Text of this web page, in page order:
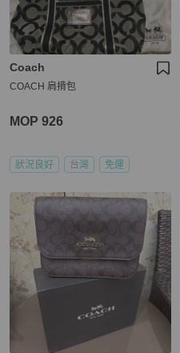
Coach
COACH 肩揹包
MOP 926
狀況良好 台灣 免運